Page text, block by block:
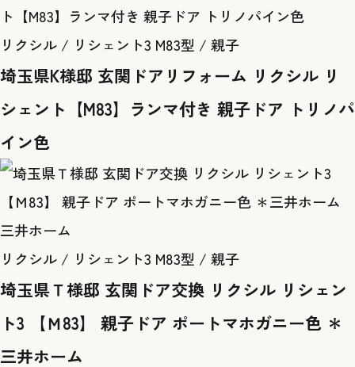
リクシル / リシェント3 M83型 / 親子
埼玉県K様邸 玄関ドアリフォーム リクシル リ
シェント【M83】ランマ付き 親子ドア トリノパ
イン色
三井ホーム
リクシル / リシェント3 M83型 / 親子
埼玉県Ｔ様邸 玄関ドア交換 リクシル リシェン
ト3 【Ｍ83】 親子ドア ポートマホガニー色 ＊
三井ホーム